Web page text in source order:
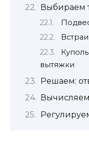
Выбираем
вытяжки
Решаем: